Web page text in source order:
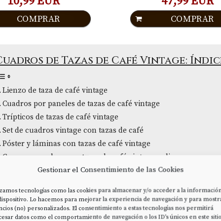
Gestionar el Consentimiento de las Cookies
tecnologías como las cookies para almacenar y/o acceder a la
Lo hacemos para mejorar la experiencia de navegación y para
(no) personalizados. El consentimiento a estas tecnologías nos permitirá
datos como el comportamiento de navegación o los ID's únicos en este
COMPRAR COMPRAR
de Tazas de Café Vintage:
Lienzo de taza de café vintage
Cuadros por paneles de tazas de café vintage
Trípticos de tazas de café vintage
Set de cuadros vintage con tazas de café
Póster y láminas con tazas de café vintage
Comprar cuadros con tazas de café vintage online
Comprar cuadros vintage de tazas de café en Amazon
DE TAZA DE CAFÉ